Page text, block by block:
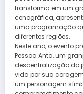
transforma em um
cenográfica,
uma programação
diferentes regiões.
Neste ano, o evento
Pessoa Anta, um
descentralização do
vida por sua
um personagem